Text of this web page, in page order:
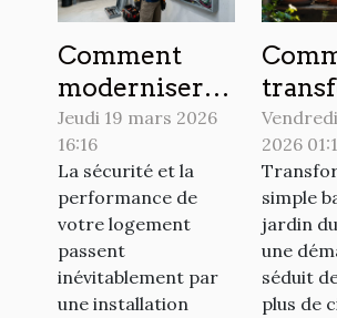
Comment
moderniser
votre
installation
électrique
domestique ?
Jeudi 19 mars 2026
16:16
La sécurité et la
performance de
votre logement
passent
inévitablement par
une installation
votre
en
2026
simple
jardin
une
séduit
plus de